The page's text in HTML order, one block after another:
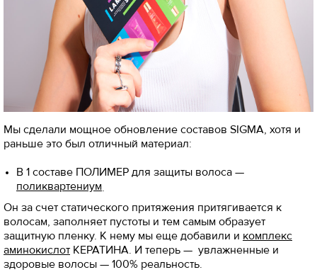
Мы сделали мощное обновление составов SIGMA, хотя и
раньше это был отличный материал:
В 1 составе ПОЛИМЕР для защиты волоса —
поликвартениум
Он за счет статического притяжения притягивается к
волосам, заполняет пустоты и тем самым образует
защитную пленку. К нему мы еще добавили и комплекс
аминокислот КЕРАТИНА. И теперь — увлажненные и
здоровые волосы — 100% реальность.